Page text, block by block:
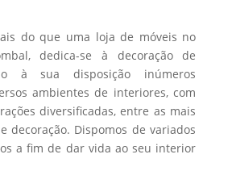
the
product
page
do que uma loja de móveis no
dedica-se à decoração de
à sua disposição inúmeros
ambientes de interiores, com
diversificadas, entre as mais
decoração. Dispomos de variados
a fim de dar vida ao seu interior